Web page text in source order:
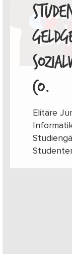
CO.
Elitäre